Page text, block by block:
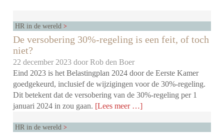
HR in de wereld
De versobering 30%-regeling is een feit, of toch
niet?
22 december 2023 doorRob den Boer
Eind 2023 is het Belastingplan 2024 door de Eerste Kamer
goedgekeurd, inclusief de wijzigingen voor de 30%-regeling.
Dit betekent dat de versobering van de 30%-regeling per 1
januari 2024 in zou gaan. [Lees meer …]
HR in de wereld